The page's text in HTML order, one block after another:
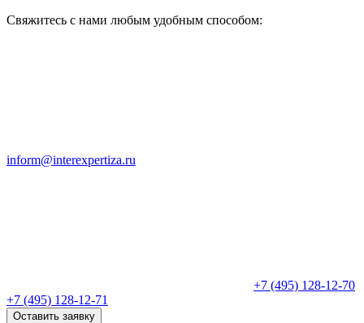
Свяжитесь с нами любым удобным способом:
inform@interexpertiza.ru
+7 (495) 128-12-70
+7 (495) 128-12-71
Оставить заявку